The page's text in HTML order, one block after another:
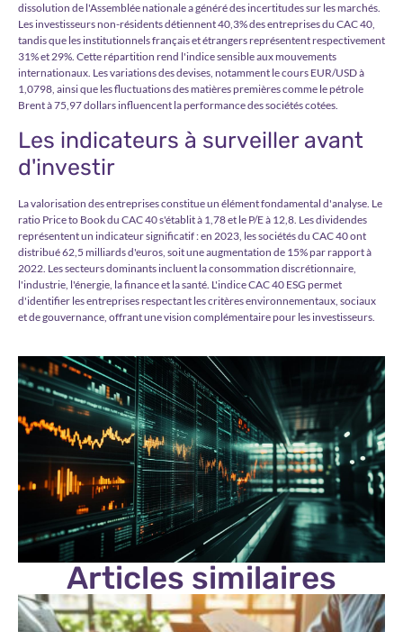
dissolution de l'Assemblée nationale a généré des incertitudes sur les marchés.
Les investisseurs non-résidents détiennent 40,3% des entreprises du CAC 40,
tandis que les institutionnels français et étrangers représentent respectivement
31% et 29%. Cette répartition rend l'indice sensible aux mouvements
internationaux. Les variations des devises, notamment le cours EUR/USD à
1,0798, ainsi que les fluctuations des matières premières comme le pétrole
Brent à 75,97 dollars influencent la performance des sociétés cotées.
Les indicateurs à surveiller avant
d'investir
La valorisation des entreprises constitue un élément fondamental d'analyse. Le
ratio Price to Book du CAC 40 s'établit à 1,78 et le P/E à 12,8. Les dividendes
représentent un indicateur significatif : en 2023, les sociétés du CAC 40 ont
distribué 62,5 milliards d'euros, soit une augmentation de 15% par rapport à
2022. Les secteurs dominants incluent la consommation discrétionnaire,
l'industrie, l'énergie, la finance et la santé. L'indice CAC 40 ESG permet
d'identifier les entreprises respectant les critères environnementaux, sociaux
et de gouvernance, offrant une vision complémentaire pour les investisseurs.
Articles similaires